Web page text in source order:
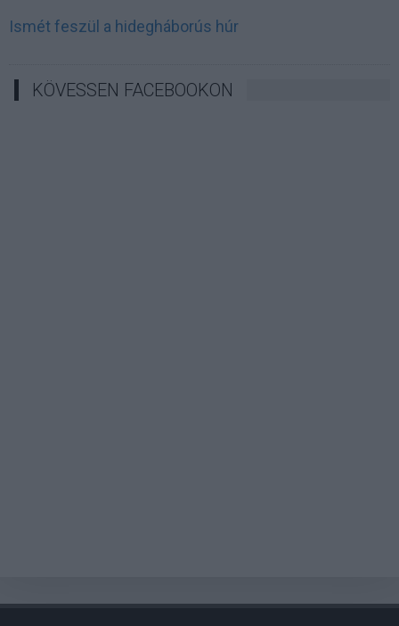
Ismét feszül a hidegháborús húr
KÖVESSEN FACEBOOKON